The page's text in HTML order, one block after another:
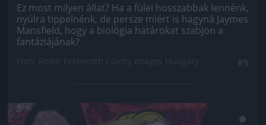
Ez most milyen állat? Ha a fülei hosszabbak lennénk,
nyúlra tippelnénk, de persze miért is hagyná Jaymes
Mansfield, hogy a biológia határokat szabjon a
fantáziájának?
Jön még kép!